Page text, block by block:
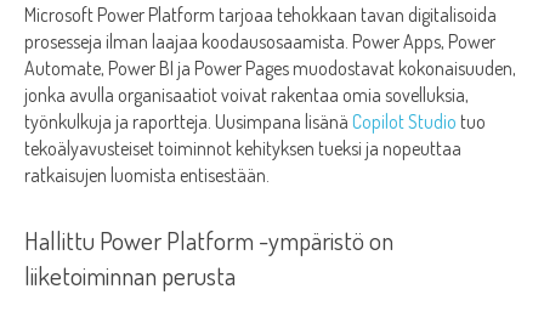
Microsoft Power Platform tarjoaa tehokkaan tavan digitalisoida
prosesseja ilman laajaa koodausosaamista. Power Apps, Power
Automate, Power BI ja Power Pages muodostavat kokonaisuuden,
jonka avulla organisaatiot voivat rakentaa omia sovelluksia,
työnkulkuja ja raportteja. Uusimpana lisänä Copilot Studio tuo
tekoälyavusteiset toiminnot kehityksen tueksi ja nopeuttaa
ratkaisujen luomista entisestään.
Hallittu Power Platform -ympäristö on
liiketoiminnan perusta